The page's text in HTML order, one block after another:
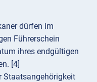
dürfen im
Führerschein
ihres endgültigen
[4]
Staatsangehörigkeit